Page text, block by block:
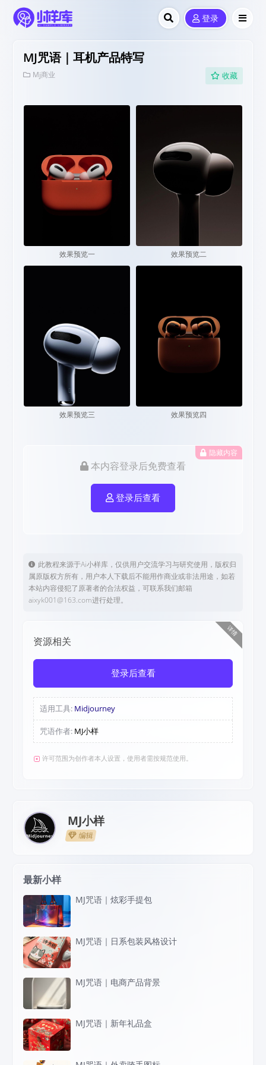
登录
MJ咒语｜耳机产品特写
Mj商业 收藏
效果预览一 效果预览二
效果预览三 效果预览四
隐藏内容
本内容登录后免费查看
登录后查看
此教程来源于Ai小样库，仅供用户交流学习与研究使用，版权归
属原版权方所有，用户本人下载后不能用作商业或非法用途，如若
本站内容侵犯了原著者的合法权益，可联系我们邮箱
aixyk001@163.com进行处理。
详情
资源相关
登录后查看
适用工具: Midjourney
咒语作者: MJ小样
许可范围为创作者本人设置，使用者需按规范使用。
MJ小样
编辑
最新小样
MJ咒语｜炫彩手提包
MJ咒语｜日系包装风格设计
MJ咒语｜电商产品背景
MJ咒语｜新年礼品盒